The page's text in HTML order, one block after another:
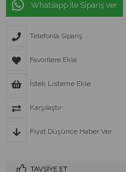
Whatsapp İle Sipariş ver
Telefonla Sipariş
Favorilere Ekle
İstek Listeme Ekle
Karşılaştır
Fiyat Düşünce Haber Ver
TAVSIYE ET